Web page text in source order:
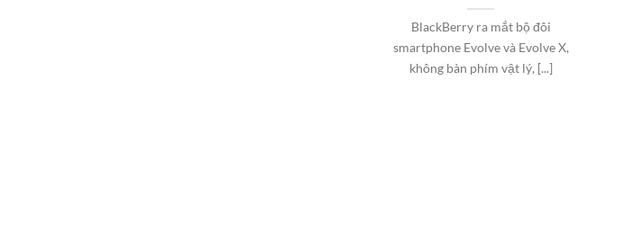
BlackBerry ra mắt bộ đôi
smartphone Evolve và Evolve X,
không bàn phím vật lý, [...]